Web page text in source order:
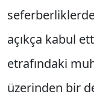
açıkça kabul
etrafındaki
üzerinden bir